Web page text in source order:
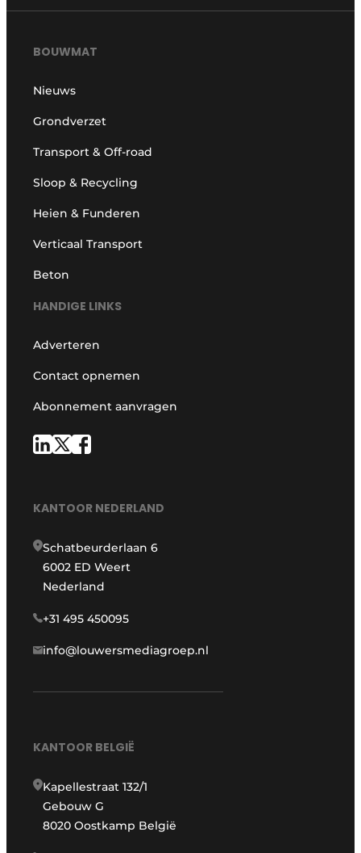
BOUWMAT
Nieuws
Grondverzet
Transport & Off-road
Sloop & Recycling
Heien & Funderen
Verticaal Transport
Beton
HANDIGE LINKS
Adverteren
Contact opnemen
Abonnement aanvragen
KANTOOR NEDERLAND
Schatbeurderlaan 6
6002 ED Weert
Nederland
+31 495 450095
info@louwersmediagroep.nl
KANTOOR BELGIË
Kapellestraat 132/1
Gebouw G
8020 Oostkamp België